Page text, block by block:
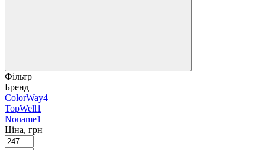
Фільтр
Бренд
ColorWay4
TopWell1
Noname1
Ціна, грн